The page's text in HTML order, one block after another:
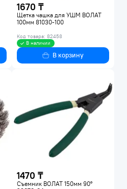
1670 ₸
Щетка чашка для УШМ ВОЛАТ
100мм 81030-100
Код товара: 82458
В наличии
В корзину
1470 ₸
Съемник ВОЛАТ 150мм 90°